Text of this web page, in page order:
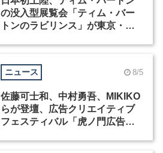
の没入型展覧会「ティム・バー
トンのラビリンス」が東京・豊
ニュース 8/5
佐藤可士和、中村勇吾、MIKIKO
らが登壇、広告クリエイティブ
フェスティバル「虎ノ門広告